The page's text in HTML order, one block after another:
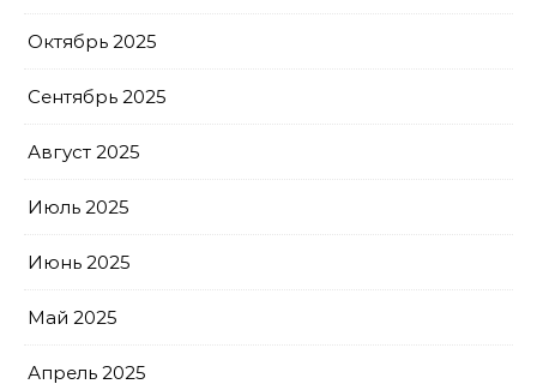
Октябрь 2025
Сентябрь 2025
Август 2025
Июль 2025
Июнь 2025
Май 2025
Апрель 2025